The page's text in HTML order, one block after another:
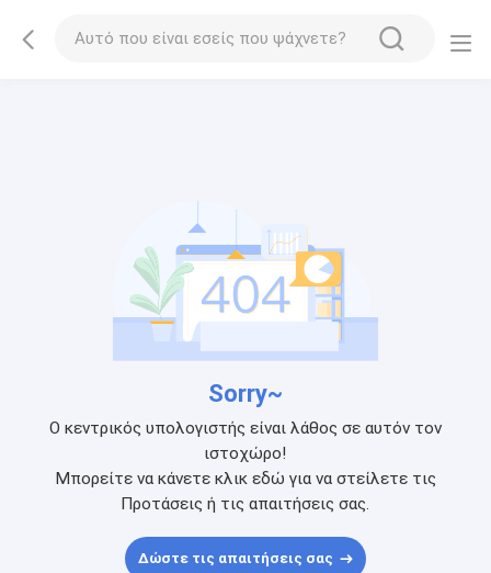
Sorry~
Ο κεντρικός υπολογιστής είναι λάθος σε αυτόν τον
ιστοχώρο!
Μπορείτε να κάνετε κλικ εδώ για να στείλετε τις
Προτάσεις ή τις απαιτήσεις σας.
Δώστε τις απαιτήσεις σας